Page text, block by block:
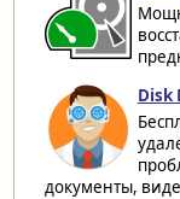
Disk
документы,